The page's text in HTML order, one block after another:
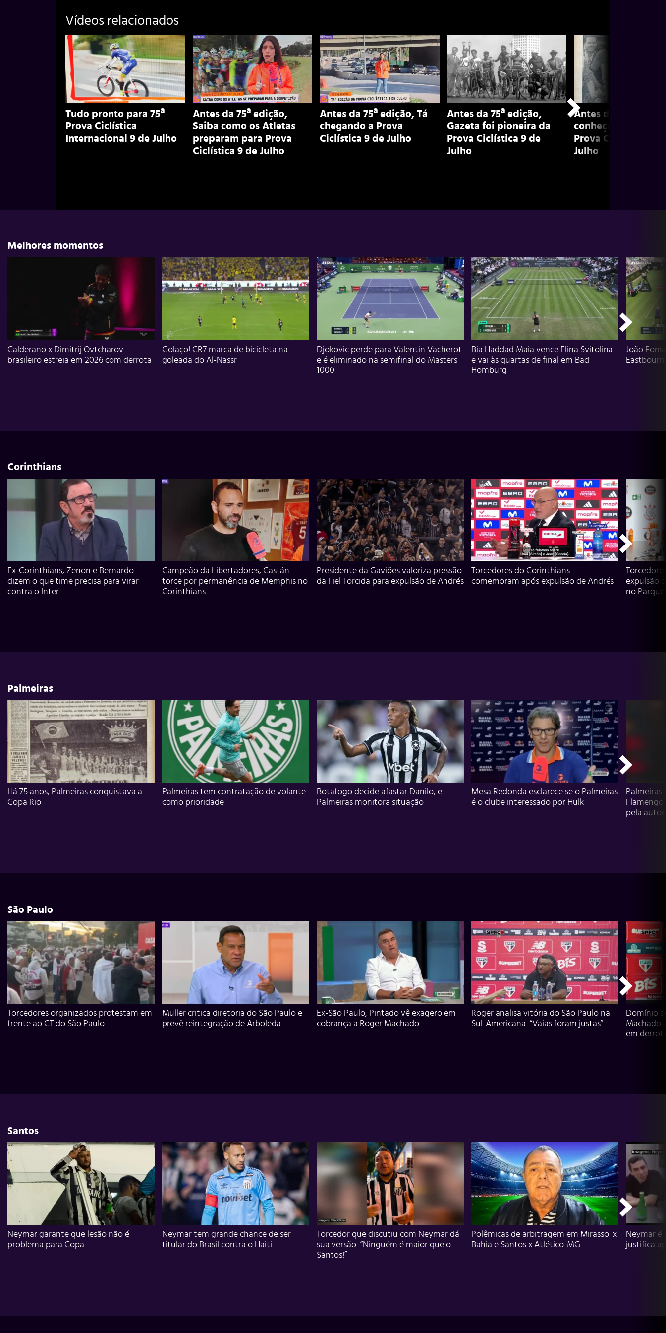
Vídeos relacionados
Tudo pronto para 75ª
Prova Ciclística
Internacional 9 de Julho
Antes da 75ª edição,
Saiba como os Atletas
preparam para Prova
Ciclística 9 de Julho
Antes da 75ª edição, Tá
chegando a Prova
Ciclística 9 de Julho
Antes da 75ª edição,
Gazeta foi pioneira da
Prova Ciclística 9 de
Julho
Antes da 75ª
conheça história da
Prova Ciclística 9
Julho
Melhores momentos
Calderano x Dimitrij Ovtcharov:
brasileiro estreia em 2026 com derrota
Golaço! CR7 marca de bicicleta na
goleada do Al-Nassr
Djokovic perde para Valentin Vacherot
e é eliminado na semifinal do Masters
1000
Bia Haddad Maia vence Elina Svitolina
e vai às quartas de final em Bad
Homburg
João
Corinthians
Ex-Corinthians, Zenon e Bernardo
dizem o que time precisa para virar
contra o Inter
Campeão da Libertadores, Castán
torce por permanência de Memphis no
Corinthians
Presidente da Gaviões valoriza pressão
da Fiel Torcida para expulsão de Andrés
Torcedores do Corinthians
comemoram após expulsão de Andrés
expulsão
no Parque
Palmeiras
Há 75 anos, Palmeiras conquistava a
Copa Rio
Palmeiras tem contratação de volante
como prioridade
Botafogo decide afastar Danilo, e
Palmeiras monitora situação
Mesa Redonda esclarece se o Palmeiras
é o clube interessado por Hulk
Flamengo
pela
São Paulo
Torcedores organizados protestam em
frente ao CT do São Paulo
Muller critica diretoria do São Paulo e
prevê reintegração de Arboleda
Ex-São Paulo, Pintado vê exagero em
cobrança a Roger Machado
Roger analisa vitória do São Paulo na
Sul-Americana: “Vaias foram justas”
Domínio
Machado
em
Santos
Neymar garante que lesão não é
problema para Copa
Neymar tem grande chance de ser
titular do Brasil contra o Haiti
Torcedor que discutiu com Neymar dá
sua versão: “Ninguém é maior que o
Santos!”
Polêmicas de arbitragem em Mirassol x
Bahia e Santos x Atlético-MG
Neymar é
justifica